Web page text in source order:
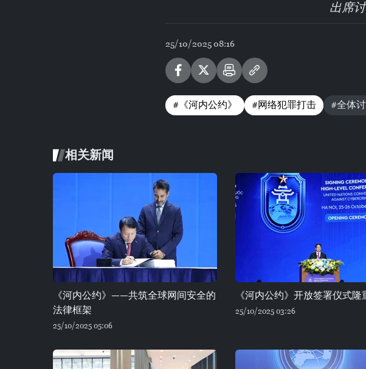
出席
25/10/2025 08:16
#《河内公约》 #网络犯罪打击 #全体
相关新闻
《河内公约》——共筑全球网间安全的
法律框架
25/10/2025 05:06
《河内公约》开放签署仪式隆
25/10/2025 03:26